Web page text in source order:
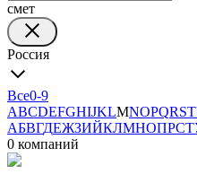
смет
Россия
Все0-9
ABCDEFGHIJKLMNOPQRST
АБВГДЕЖЗИЙКЛМНОПРСТ
0 компаний